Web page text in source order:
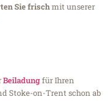
Sie frischmit unserer
Beiladungfür Ihren
Stoke-on-Trent schon ab